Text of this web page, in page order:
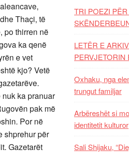
Thaçi, të
po thirren në
ka qenë
e vet
kjo? Vetë
ka pranuar
pak më
Por në
shprehur për
Gazetarët
TRI POEZI
LETËR E
PERVJETORIN
Oxhaku, nga
trungut familjar
Arbëreshët si
identitetit kulturor
Sali Shijaku,